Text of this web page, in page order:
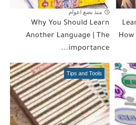
How
منذ بضع اعوام
Why You Should Learn
Another Language | The
importance...
Tips and Tools